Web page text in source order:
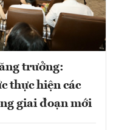
trưởng:
thực hiện các
giai đoạn mới